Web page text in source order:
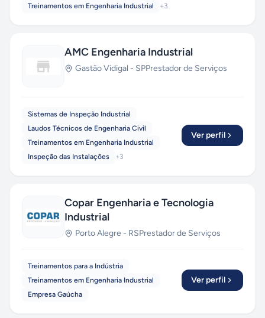
Treinamentos em Engenharia Industrial
+3
AMC Engenharia Industrial
Gastão Vidigal - SPPrestador de Serviços
Sistemas de Inspeção Industrial
Laudos Técnicos de Engenharia Civil
Treinamentos em Engenharia Industrial
Inspeção das Instalações
+3
Ver perfil
Copar Engenharia e Tecnologia
Industrial
Porto Alegre - RSPrestador de Serviços
Treinamentos para a Indústria
Treinamentos em Engenharia Industrial
Empresa Gaúcha
Ver perfil